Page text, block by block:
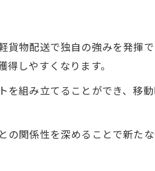
物配送で独自の強みを発揮
しやすくなります。
組み立てることができ、移
関係性を深めることで新た